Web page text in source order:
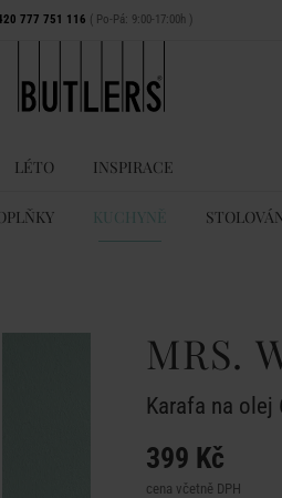
777 751 116 ( Po-Pá: 9:00-17:00h )
LÉTO INSPIRACE
KUCHYNĚ
MRS.
Karafa na olej
399 Kč
cena včetně DPH